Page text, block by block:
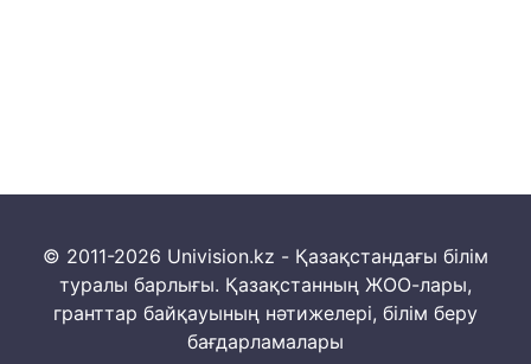
© 2011-2026 Univision.kz - Қазақстандағы білім
туралы барлығы. Қазақстанның ЖОО-лары,
гранттар байқауының нәтижелері, білім беру
бағдарламалары